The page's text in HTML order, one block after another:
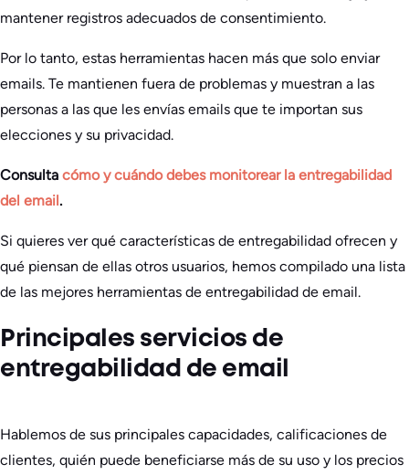
mantener registros adecuados de consentimiento.
Por lo tanto, estas herramientas hacen más que solo enviar
emails. Te mantienen fuera de problemas y muestran a las
personas a las que les envías emails que te importan sus
elecciones y su privacidad.
Consulta cómo y cuándo debes monitorear la entregabilidad
del email.
Si quieres ver qué características de entregabilidad ofrecen y
qué piensan de ellas otros usuarios, hemos compilado una lista
de las mejores herramientas de entregabilidad de email.
Principales servicios de
entregabilidad de email
Hablemos de sus principales capacidades, calificaciones de
clientes, quién puede beneficiarse más de su uso y los precios